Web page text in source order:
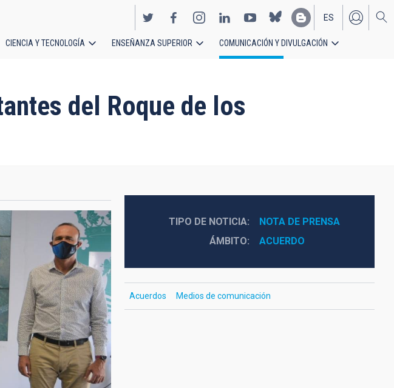
EN
ES
CIENCIA Y TECNOLOGÍA ENSEÑANZA SUPERIOR COMUNICACIÓN Y DIVULGACIÓN
del Roque de los
TIPO DE NOTICIA
NOTA DE PRENSA
ÁMBITO
ACUERDO
Acuerdos Medios de comunicación